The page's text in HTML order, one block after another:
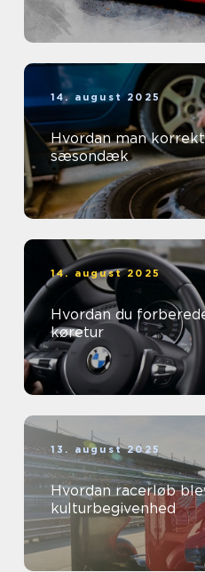
14. august 2025
Hvordan man
sæsondæk
14. august 2025
Hvordan du
køretur
13. august 2025
Hvordan racerløb
kulturbegivenhed